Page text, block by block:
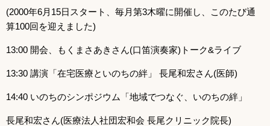
(2000年6月15日スタート、毎月第3木曜に開催し、このたび通
算100回を迎えました)
13:00 開会、もくまさあきさん(口笛演奏家)トーク&ライブ
13:30 講演「在宅医療といのちの絆」 長尾和宏さん(医師)
14:40 いのちのシンポジウム「地域でつなぐ、いのちの絆」
長尾和宏さん(医療法人社団宏和会 長尾クリニック院長)